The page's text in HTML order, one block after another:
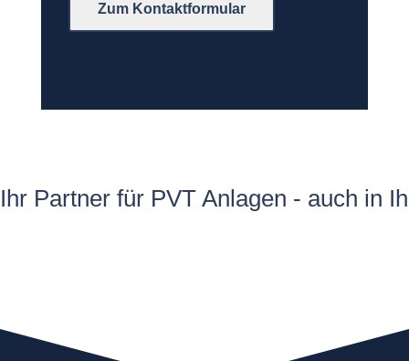
Zum Kontaktformular
Ihr Partner für PVT Anlagen - auch in